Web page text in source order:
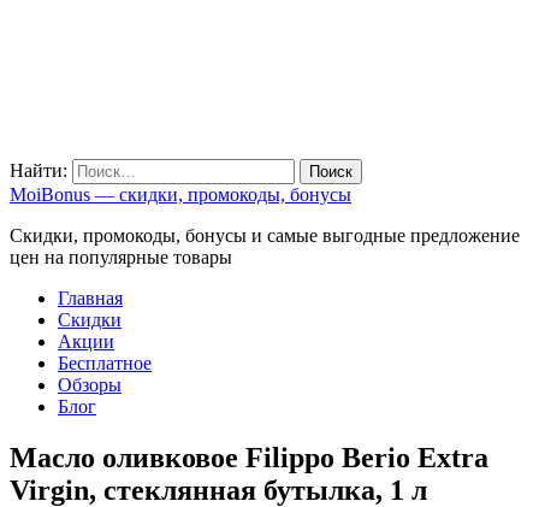
Найти:
MoiBonus — скидки, промокоды, бонусы
Скидки, промокоды, бонусы и самые выгодные предложение
цен на популярные товары
Главная
Скидки
Акции
Бесплатное
Обзоры
Блог
Масло оливковое Filippo Berio Extra
Virgin, стеклянная бутылка, 1 л